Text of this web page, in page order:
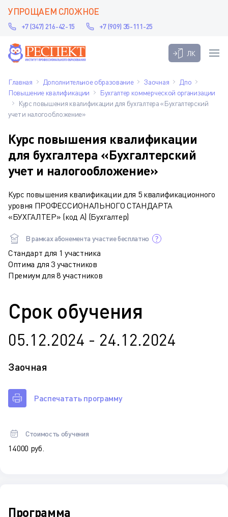
УПРОЩАЕМ СЛОЖНОЕ
+7 (347) 216-42-15 +7 (909) 35-111-25
ЛК
Главная Дополнительное образование Заочная
Дпо
Повышение квалификации
Бухгалтер коммерческой организации
Курс повышения квалификации для бухгалтера «Бухгалтерский
учет и налогообложение»
Курс повышения квалификации
для бухгалтера «Бухгалтерский
учет и налогообложение»
Курс повышения квалификации для 5 квалификационного
уровня ПРОФЕССИОНАЛЬНОГО СТАНДАРТА
«БУХГАЛТЕР» (код А) (Бухгалтер)
В рамках абонемента участие бесплатно
Стандарт для 1 участника
Оптима для 3 участников
Премиум для 8 участников
Срок обучения
05.12.2024 - 24.12.2024
Заочная
Распечатать программу
Стоимость обучения
14 000 руб.
Программа